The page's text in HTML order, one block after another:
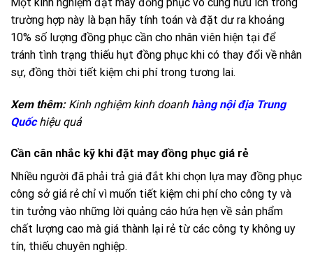
trường hợp này là bạn hãy tính toán và đặt dư ra khoảng
10% số lượng đồng phục cần cho nhân viên hiện tại để
tránh tình trạng thiếu hụt đồng phục khi có thay đổi về nhân
sự, đồng thời tiết kiệm chi phí trong tương lai.
Xem thêm:Kinh nghiệm kinh doanh hàng nội địa Trung
Quốchiệu quả
Cần cân nhắc kỹ khi đặt may đồng phục giá rẻ
Nhiều người đã phải trả giá đắt khi chọn lựa may đồng phục
công sở giá rẻ chỉ vì muốn tiết kiệm chi phí cho công ty và
tin tưởng vào những lời quảng cáo hứa hẹn về sản phẩm
chất lượng cao mà giá thành lại rẻ từ các công ty không uy
tín, thiếu chuyên nghiệp.